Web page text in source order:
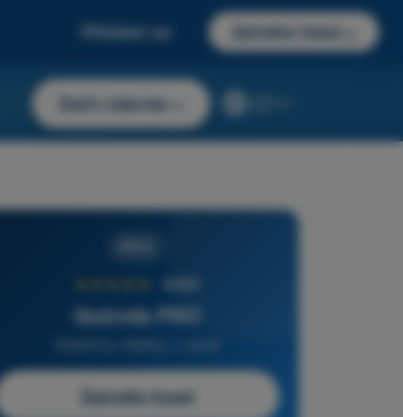
Přihlásit se Začněte hned
Začít zdarma
4,6/5
Quizvds PRO
Začněte hned